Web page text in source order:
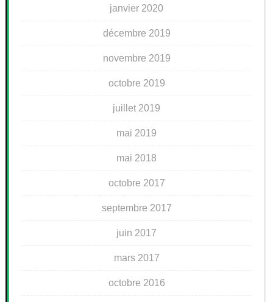
janvier 2020
décembre 2019
novembre 2019
octobre 2019
juillet 2019
mai 2019
mai 2018
octobre 2017
septembre 2017
juin 2017
mars 2017
octobre 2016